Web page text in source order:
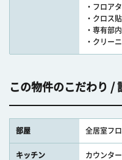
・フロア
・クロス
・専有部
・クリー
この物件のこだわり /
部屋 全居室フ
キッチン カウンタ